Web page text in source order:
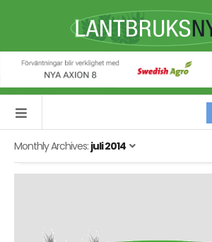
Monthly Archives: juli 2014